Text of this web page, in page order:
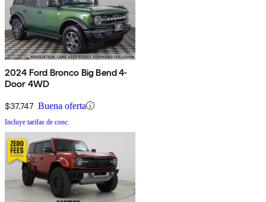
2024 Ford Bronco Big Bend 4-
Door 4WD
$37,747 Buena oferta
Incluye tarifas de conc.